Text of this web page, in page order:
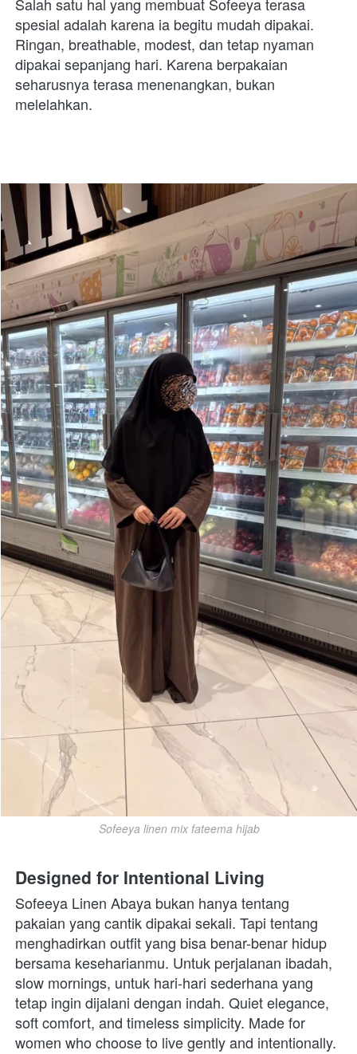
spesial adalah karena ia begitu mudah dipakai.
Ringan, breathable, modest, dan tetap nyaman
dipakai sepanjang hari. Karena berpakaian
seharusnya terasa menenangkan, bukan
melelahkan.
Sofeeya linen mix fateema hijab
Designed for Intentional Living
Sofeeya Linen Abaya bukan hanya tentang
pakaian yang cantik dipakai sekali. Tapi tentang
menghadirkan outfit yang bisa benar-benar hidup
bersama keseharianmu. Untuk perjalanan ibadah,
slow mornings, untuk hari-hari sederhana yang
tetap ingin dijalani dengan indah. Quiet elegance,
soft comfort, and timeless simplicity. Made for
women who choose to live gently and intentionally.